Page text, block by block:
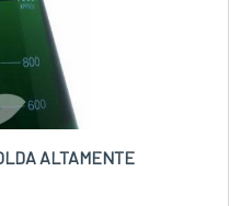
ALTAMENTE